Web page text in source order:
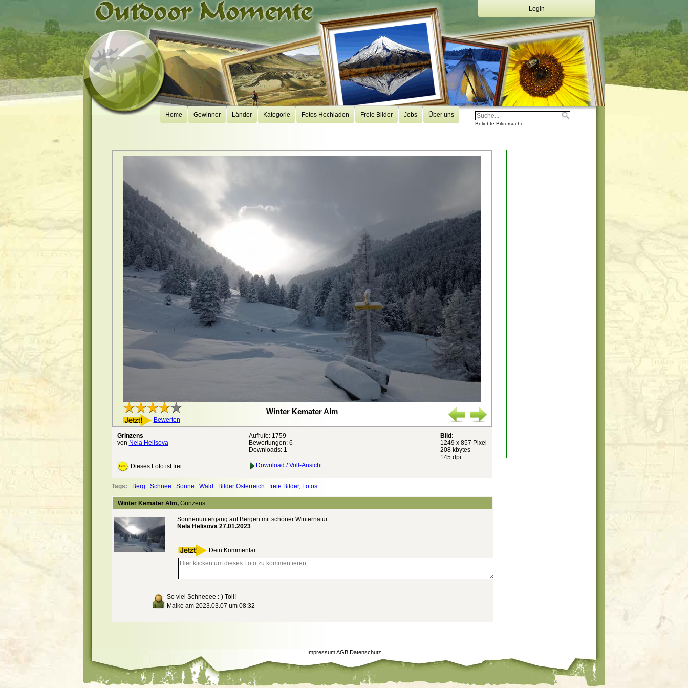
Login
Deine Emailadresse:
Dein Passwort:
Login
Registrierung
Home Gewinner Länder Kategorie Fotos Hochladen Freie Bilder Jobs Über uns
Beliebte Bildersuche
Bewerten
Winter Kemater Alm
Grinzens
von Nela Helisova
Aufrufe: 1759
Bewertungen: 6
Downloads: 1
Bild:
1249 x 857 Pixel
208 kbytes
145 dpi
Dieses Foto ist frei
Download / Voll-Ansicht
Tags: Berg Schnee Sonne Wald Bilder Österreich freie Bilder, Fotos
Winter Kemater Alm, Grinzens
Sonnenuntergang auf Bergen mit schöner Winternatur.
Nela Helisova 27.01.2023
Dein Kommentar:
So viel Schneeee :-) Toll!
Maike am 2023.03.07 um 08:32
Impressum AGB Datenschutz